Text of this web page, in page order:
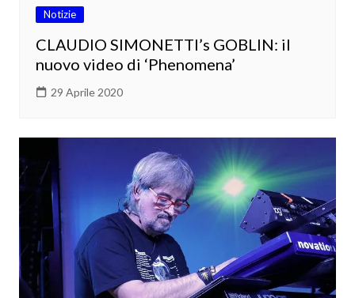
Notizie
CLAUDIO SIMONETTI’s GOBLIN: il
nuovo video di ‘Phenomena’
29 Aprile 2020